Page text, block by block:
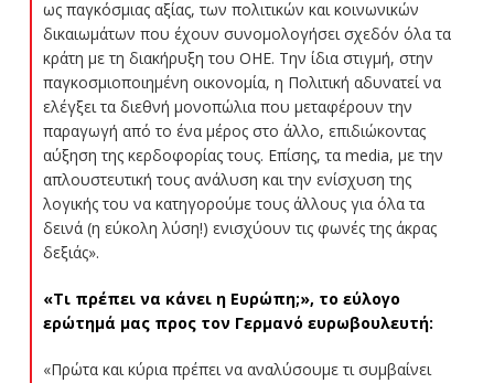
ως παγκόσμιας αξίας, των πολιτικών και κοινωνικών
δικαιωμάτων που έχουν συνομολογήσει σχεδόν όλα τα
κράτη με τη διακήρυξη του ΟΗΕ. Την ίδια στιγμή, στην
παγκοσμιοποιημένη οικονομία, η Πολιτική αδυνατεί να
ελέγξει τα διεθνή μονοπώλια που μεταφέρουν την
παραγωγή από το ένα μέρος στο άλλο, επιδιώκοντας
αύξηση της κερδοφορίας τους. Επίσης, τα media, με την
απλουστευτική τους ανάλυση και την ενίσχυση της
λογικής του να κατηγορούμε τους άλλους για όλα τα
δεινά (η εύκολη λύση!) ενισχύουν τις φωνές της άκρας
δεξιάς».
«Τι πρέπει να κάνει η Ευρώπη;», το εύλογο
ερώτημά μας προς τον Γερμανό ευρωβουλευτή:
«Πρώτα και κύρια πρέπει να αναλύσουμε τι συμβαίνει